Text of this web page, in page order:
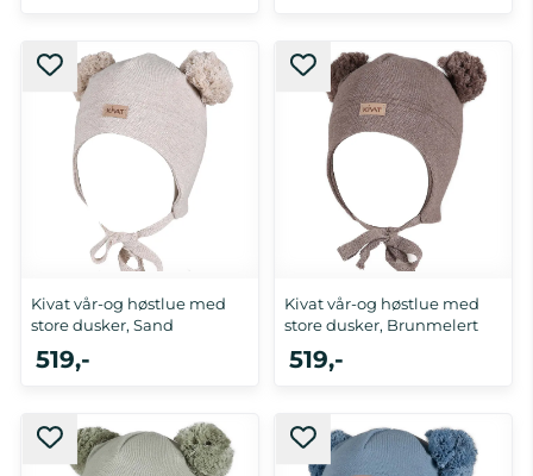
2-4 år, 5-10 år 0-1 år, 5-10 år
Kivat vår-og høstlue med
store dusker, Sand
0-1 år
519,-
Kivat vår-og høstlue med
store dusker, Brunmelert
0-1 år, 1-2 år
519,-